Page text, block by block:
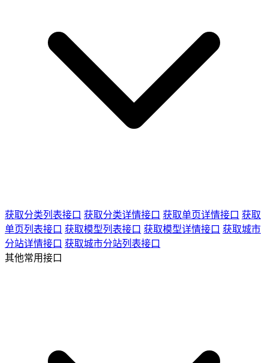
获取分类列表接口 获取分类详情接口 获取单页详情接口 获取
单页列表接口 获取模型列表接口 获取模型详情接口 获取城市
分站详情接口 获取城市分站列表接口
其他常用接口